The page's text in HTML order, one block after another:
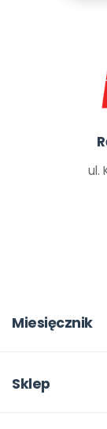
ul.
Miesięcznik
W numerze
Sklep